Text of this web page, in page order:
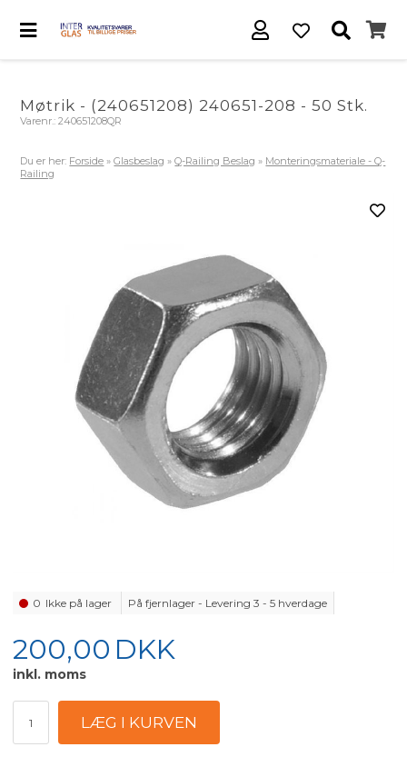
Møtrik - (240651208) 240651-208 - 50 Stk.
Varenr.:240651208QR
Du er her: Forside »Glasbeslag »Q-Railing Beslag » Monteringsmateriale - Q-
Railing
0 Ikke på lager På fjernlager - Levering 3 - 5 hverdage
200,00 DKK
inkl. moms